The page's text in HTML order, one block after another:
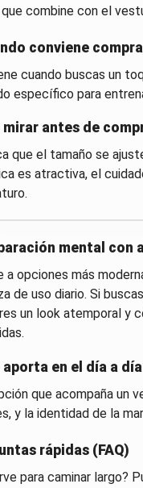
combine con el
conviene
cuando buscas un
específico para
mirar antes de
que el tamaño se
es atractiva, el
mental con
a opciones más
de uso diario. Si
un look atemporal y
aporta en el día a
que acompaña un
y la identidad de la
rápidas (FAQ)
para caminar largo?